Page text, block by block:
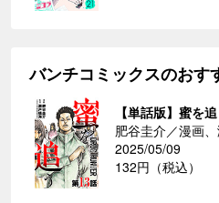
バンチコミックスのおす
【単話版】蜜を
肥谷圭介／漫画
2025/05/09
132円（税込）